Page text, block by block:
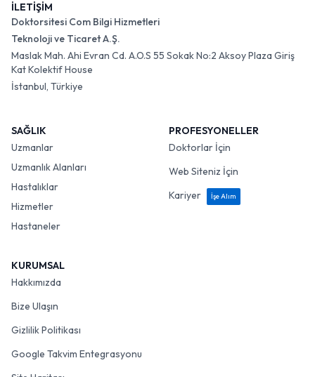
İLETİŞİM
Doktorsitesi Com Bilgi Hizmetleri
Teknoloji ve Ticaret A.Ş.
Maslak Mah. Ahi Evran Cd. A.O.S 55 Sokak No:2 Aksoy Plaza Giriş
Kat Kolektif House
İstanbul, Türkiye
SAĞLIK
Uzmanlar
Uzmanlık Alanları
Hastalıklar
Hizmetler
Hastaneler
PROFESYONELLER
Doktorlar İçin
Web Siteniz İçin
Kariyer
İşe Alım
KURUMSAL
Hakkımızda
Bize Ulaşın
Gizlilik Politikası
Google Takvim Entegrasyonu